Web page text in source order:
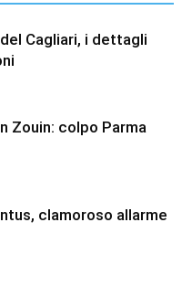
Cagliari, i dettagli
Zouin: colpo Parma
clamoroso allarme